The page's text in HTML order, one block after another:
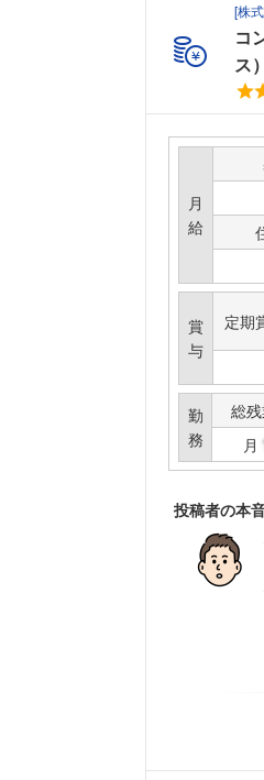
[株
コ
ス）
月
給
賞
与
定期
勤
務
総
月
投稿者の本